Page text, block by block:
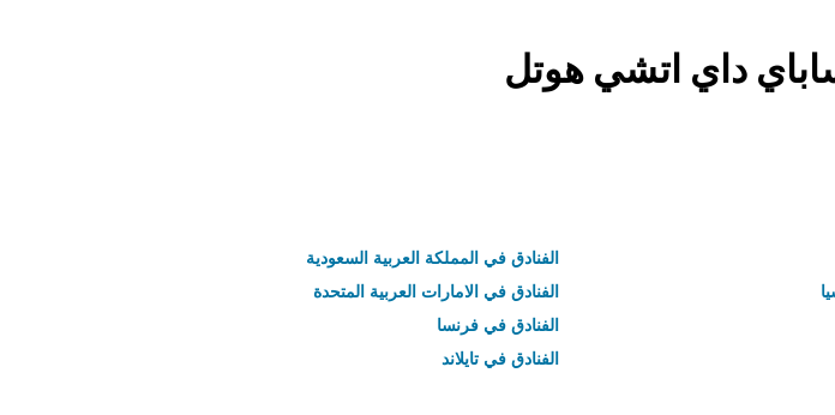
داي اتشي هوتل
الفنادق في المملكة العربية السعودية
الفنادق في الامارات العربية المتحدة
الفنادق في فرنسا
الفنادق في تايلاند